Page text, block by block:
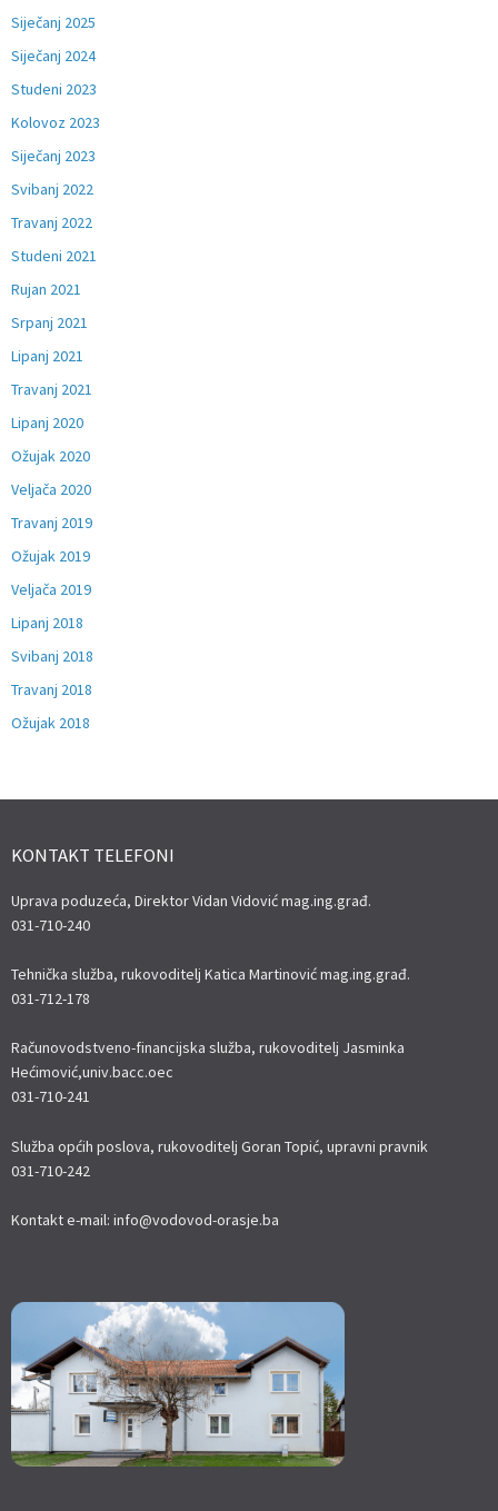
Siječanj 2025
Siječanj 2024
Studeni 2023
Kolovoz 2023
Siječanj 2023
Svibanj 2022
Travanj 2022
Studeni 2021
Rujan 2021
Srpanj 2021
Lipanj 2021
Travanj 2021
Lipanj 2020
Ožujak 2020
Veljača 2020
Travanj 2019
Ožujak 2019
Veljača 2019
Lipanj 2018
Svibanj 2018
Travanj 2018
Ožujak 2018
KONTAKT TELEFONI
Uprava poduzeća, Direktor Vidan Vidović mag.ing.građ.
031-710-240
Tehnička služba, rukovoditelj Katica Martinović mag.ing.građ.
031-712-178
Računovodstveno-financijska služba, rukovoditelj Jasminka
Hećimović,univ.bacc.oec
031-710-241
Služba općih poslova, rukovoditelj Goran Topić, upravni pravnik
031-710-242
Kontakt e-mail: info@vodovod-orasje.ba